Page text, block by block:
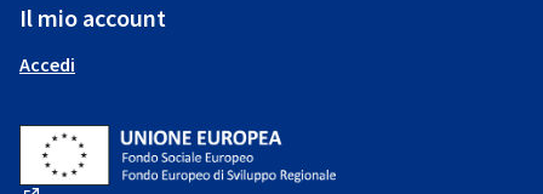
Il mio account
Accedi